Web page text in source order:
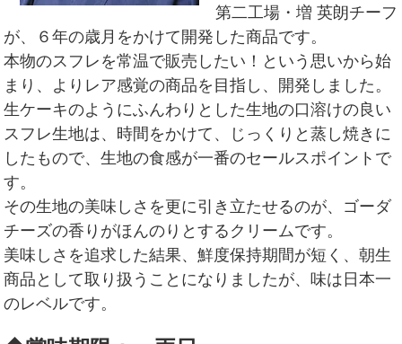
第二工場・増 英朗チーフ
が、６年の歳月をかけて開発した商品です。
本物のスフレを常温で販売したい！という思いから始
まり、よりレア感覚の商品を目指し、開発しました。
生ケーキのようにふんわりとした生地の口溶けの良い
スフレ生地は、時間をかけて、じっくりと蒸し焼きに
したもので、生地の食感が一番のセールスポイントで
す。
その生地の美味しさを更に引き立たせるのが、ゴーダ
チーズの香りがほんのりとするクリームです。
美味しさを追求した結果、鮮度保持期間が短く、朝生
商品として取り扱うことになりましたが、味は日本一
のレベルです。